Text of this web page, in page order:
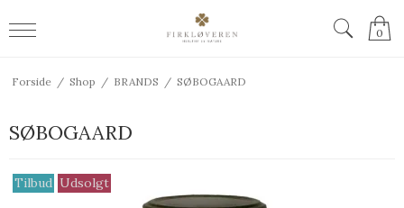
0
Forside / Shop / BRANDS / SØBOGAARD
SØBOGAARD
Tilbud Udsolgt